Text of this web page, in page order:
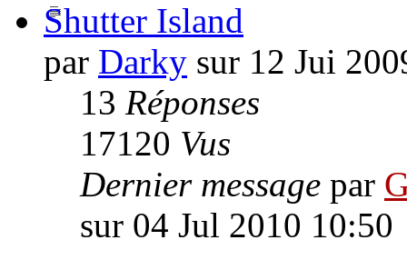
Shutter Island
par Darky sur 12 Jui
13 Réponses
17120 Vus
Dernier message par
sur 04 Jul 2010 10:50